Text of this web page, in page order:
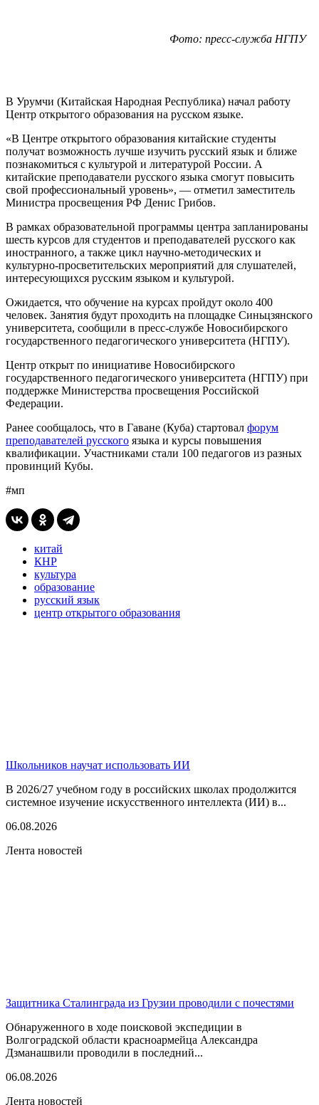
Фото: пресс-служба НГПУ
В Урумчи (Китайская Народная Республика) начал работу
Центр открытого образования на русском языке.
«В Центре открытого образования китайские студенты
получат возможность лучше изучить русский язык и ближе
познакомиться с культурой и литературой России. А
китайские преподаватели русского языка смогут повысить
свой профессиональный уровень», — отметил заместитель
Министра просвещения РФ Денис Грибов.
В рамках образовательной программы центра запланированы
шесть курсов для студентов и преподавателей русского как
иностранного, а также цикл научно-методических и
культурно-просветительских мероприятий для слушателей,
интересующихся русским языком и культурой.
Ожидается, что обучение на курсах пройдут около 400
человек. Занятия будут проходить на площадке Синьцзянского
университета, сообщили в пресс-службе Новосибирского
государственного педагогического университета (НГПУ).
Центр открыт по инициативе Новосибирского
государственного педагогического университета (НГПУ) при
поддержке Министерства просвещения Российской
Федерации.
Ранее сообщалось, что в Гаване (Куба) стартовал форум
преподавателей русского языка и курсы повышения
квалификации. Участниками стали 100 педагогов из разных
провинций Кубы.
#мп
китай
КНР
культура
образование
русский язык
центр открытого образования
Школьников научат использовать ИИ
В 2026/27 учебном году в российских школах продолжится
системное изучение искусственного интеллекта (ИИ) в...
06.08.2026
Лента новостей
Защитника Сталинграда из Грузии проводили с почестями
Обнаруженного в ходе поисковой экспедиции в
Волгоградской области красноармейца Александра
Дзманашвили проводили в последний...
06.08.2026
Лента новостей